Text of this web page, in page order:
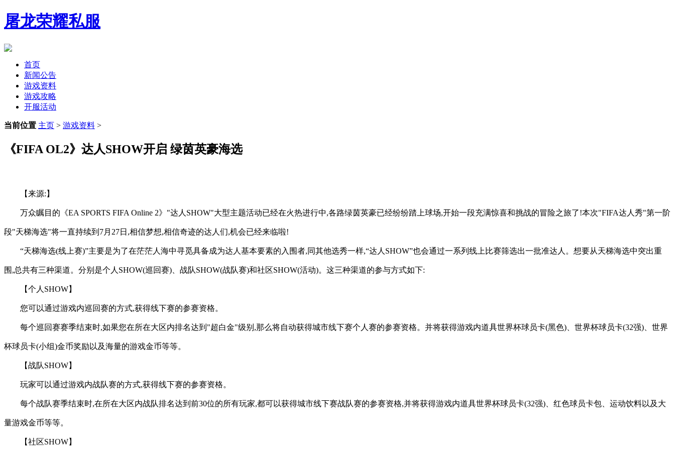
屠龙荣耀私服
首页
新闻公告
游戏资料
游戏攻略
开服活动
当前位置 主页 > 游戏资料 >
《FIFA OL2》达人SHOW开启 绿茵英豪海选
【来源:】
万众瞩目的《EA SPORTS FIFA Online 2》"达人SHOW"大型主题活动已经在火热进行中,各路绿茵英豪已经纷纷踏上球场,开始一段充满惊喜和挑战的冒险之旅了!本次"FIFA达人秀"第一阶
段"天梯海选"将一直持续到7月27日,相信梦想,相信奇迹的达人们,机会已经来临啦!
“天梯海选(线上赛)”主要是为了在茫茫人海中寻觅具备成为达人基本要素的入围者,同其他选秀一样,“达人SHOW”也会通过一系列线上比赛筛选出一批准达人。想要从天梯海选中突出重
围,总共有三种渠道。分别是个人SHOW(巡回赛)、战队SHOW(战队赛)和社区SHOW(活动)。这三种渠道的参与方式如下:
【个人SHOW】
您可以通过游戏内巡回赛的方式,获得线下赛的参赛资格。
每个巡回赛赛季结束时,如果您在所在大区内排名达到"超白金"级别,那么将自动获得城市线下赛个人赛的参赛资格。并将获得游戏内道具世界杯球员卡(黑色)、世界杯球员卡(32强)、世界
杯球员卡(小组)金币奖励以及海量的游戏金币等等。
【战队SHOW】
玩家可以通过游戏内战队赛的方式,获得线下赛的参赛资格。
每个战队赛季结束时,在所在大区内战队排名达到前30位的所有玩家,都可以获得城市线下赛战队赛的参赛资格,并将获得游戏内道具世界杯球员卡(32强)、红色球员卡包、运动饮料以及大
量游戏金币等等。
【社区SHOW】